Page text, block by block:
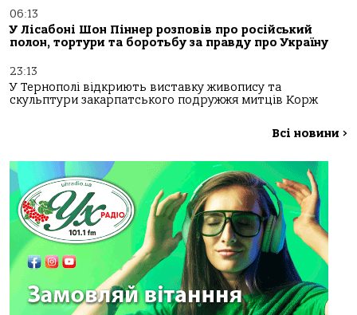
06:13
У Лісабоні Шон Піннер розповів про російський
полон, тортури та боротьбу за правду про Україну
23:13
У Тернополі відкриють виставку живопису та
скульптури закарпатського подружжя митців Корж
Всі новини >